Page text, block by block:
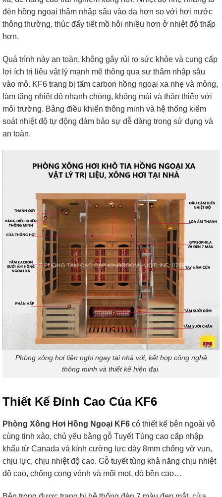
đèn hồng ngoại thâm nhập sâu vào da hơn so với hơi nước
thông thường, thúc đẩy tiết mồ hôi nhiều hơn ở nhiệt độ thấp
hơn.
Quá trình này an toàn, không gây rủi ro sức khỏe và cung cấp
lợi ích trị liệu vật lý mạnh mẽ thông qua sự thâm nhập sâu
vào mô. KF6 trang bị tấm carbon hồng ngoại xa nhẹ và mỏng,
làm tăng nhiệt độ nhanh chóng, không mùi và thân thiện với
môi trường. Bảng điều khiển thông minh và hệ thống kiểm
soát nhiệt độ tự động đảm bảo sự dễ dàng trong sử dụng và
an toàn.
Phòng xông hơi tiện nghi ngay tại nhà với, kết hợp công nghệ
thông minh và thiết kế hiện đại.
Thiết Kế Đỉnh Cao Của KF6
Phòng Xông Hơi Hồng Ngoại KF6 có thiết kế bên ngoài vô
cùng tinh xảo, chủ yếu bằng gỗ Tuyết Tùng cao cấp nhập
khẩu từ Canada và kính cường lực dày 8mm chống vỡ vụn,
chịu lực, chịu nhiệt độ cao. Gỗ tuyết tùng khả năng chịu nhiệt
độ cao, chống cong vênh và mối mọt, độ bền cao…